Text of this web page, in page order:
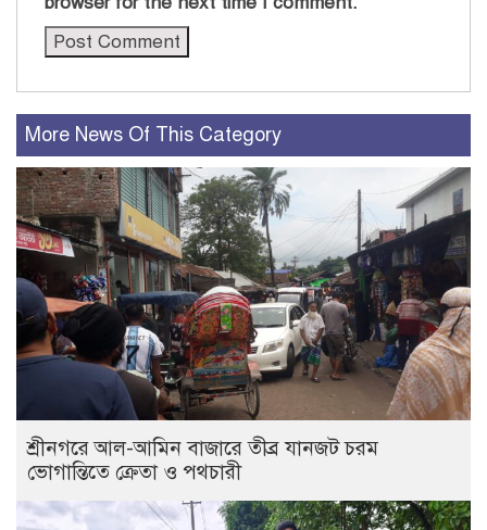
More News Of This Category
শ্রীনগরে আল-আমিন বাজারে তীব্র যানজট চরম
ভোগান্তিতে ক্রেতা ও পথচারী